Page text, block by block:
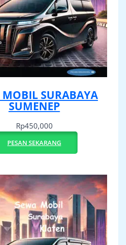
MOBIL SURABAYA
SUMENEP
Rp450,000
PESAN SEKARANG